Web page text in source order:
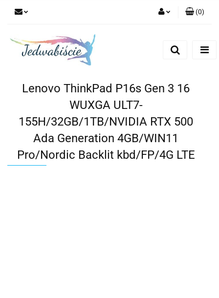
(0)
Lenovo ThinkPad P16s Gen 3 16
WUXGA ULT7-
155H/32GB/1TB/NVIDIA RTX 500
Ada Generation 4GB/WIN11
Pro/Nordic Backlit kbd/FP/4G LTE